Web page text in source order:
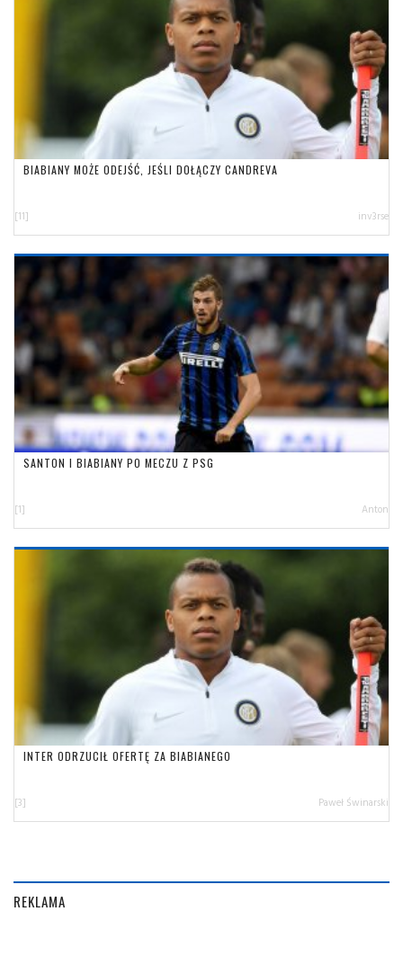
BIABIANY MOŻE ODEJŚĆ, JEŚLI DOŁĄCZY CANDREVA
[11] inv3rse
SANTON I BIABIANY PO MECZU Z PSG
[1] Anton
INTER ODRZUCIŁ OFERTĘ ZA BIABIANEGO
[3] Paweł Świnarski
REKLAMA